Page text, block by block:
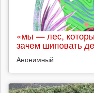
«мы — лес,
зачем шиповать
Анонимный